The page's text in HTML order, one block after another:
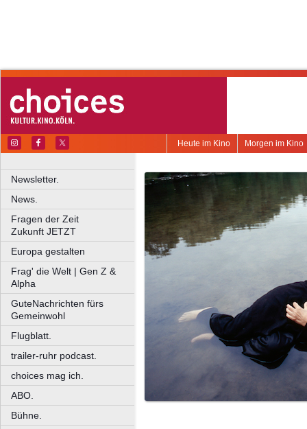
Morgen im Kino
Heute im Kino
Newsletter.
News.
Fragen der Zeit
Zukunft JETZT
Europa gestalten
Frag' die Welt | Gen Z &
Alpha
GuteNachrichten fürs
Gemeinwohl
Flugblatt.
trailer-ruhr podcast.
choices mag ich.
ABO.
Bühne.